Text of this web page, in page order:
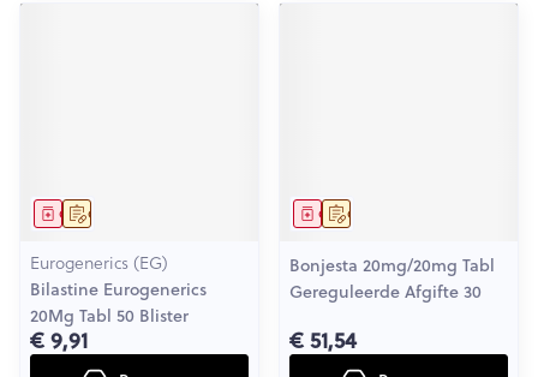
Op voorschrift
Geneesmiddel
Eurogenerics (EG)
Bilastine Eurogenerics
20Mg Tabl 50 Blister
€ 9,91
Op voorschrift
Geneesmiddel
Bonjesta 20mg/20mg Tabl
Gereguleerde Afgifte 30
€ 51,54